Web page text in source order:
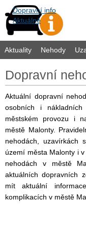
Dopravní info
Aktuálně
Aktuality Nehody
Dopravní
Aktuální dopravní
osobních i
městském provozu i
městě Malonty.
nehodách, uzavírkách
území města Malonty i
nehodách v městě
aktuálních dopravních
mít aktuální
komplikacích v městě